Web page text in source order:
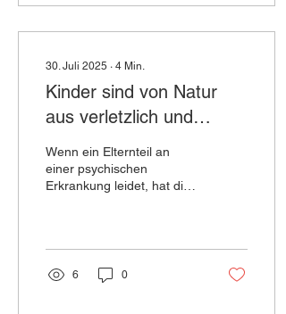
30. Juli 2025 ∙ 4 Min.
Kinder sind von Natur
aus verletzlich und
formbar, ihre Seelen
offen für alles, was in
ihrer Umgebung passiert.
Wenn ein Elternteil an
einer psychischen
Erkrankung leidet, hat dies
6 0